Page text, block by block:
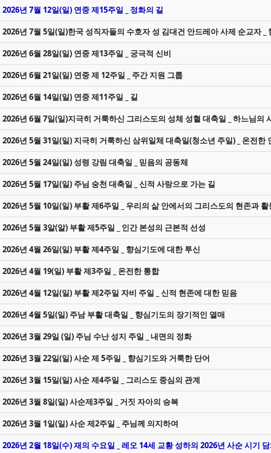
2026년 7월 12일(일) 연중 제15주일 _ 정화의 길
2026년 7월 5일(일)한국 성직자들의 수호자 성 김대건 안드레아 사제 순교자 _
2026년 6월 28일(일) 연중 제13주일 _ 궁극적 신비
2026년 6월 21일(일) 연중 제 12주일 _ 주간 지원 그룹
2026년 6월 14일(일) 연중 제11주일 _ 길
2026년 6월 7일(일)지극히 거룩하신 그리스도의 성체 성혈 대축일 _ 하느님의
2026년 5월 31일(일) 지극히 거룩하신 삼위일체 대축일(청소년 주일) _ 온전한
2026년 5월 24일(일) 성령 강림 대축일 _ 믿음의 공동체
2026년 5월 17일(일) 주님 숭천 대축일 _ 신적 사랑으로 가는 길
2026년 5월 10일(일) 부활 제6주일 _ 우리의 삶 안에서의 그리스도의 현존과 활
2026년 5월 3알(알) 부활 제5주일 _ 인간 본성의 근본적 선성
2026년 4월 26일(일) 부활 제4주일 _ 향심기도에 대한 투신
2026년 4월 19(일) 부활 제3주일 _ 온전한 통합
2026년 4월 12일(일) 부활 제2주일 자비 주일 _ 신적 현존에 대한 믿음
2026년 4월 5일(일) 주남 부활 대축일 _ 향심기도의 장기적인 열매
2026년 3월 29일 (일) 주님 수난 성지 주일 _ 내면의 정화
2026년 3월 22일(일) 사순 제 5주일 _ 향심기도와 거룩한 단어
2026년 3월 15일(일) 사순 제4주일 _ 그리스도 중심의 관계
2026년 3월 8일(일) 사순제3주일 _ 거짓 자아의 승복
2026년 3월 1일(일) 사순 제2주일 _ 주님께 의지하여
2026년 2월 18일(수) 재의 수요일 _ 레오 14세 교황 성하의 2026년 사순 시기